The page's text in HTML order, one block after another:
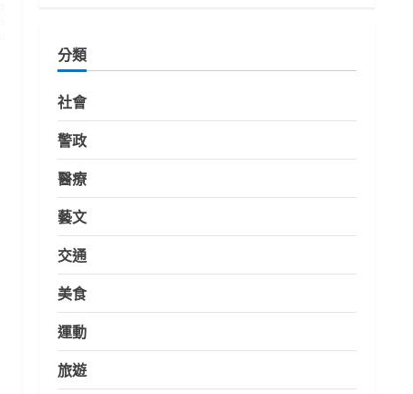
分類
社會
警政
醫療
藝文
交通
美食
運動
旅遊